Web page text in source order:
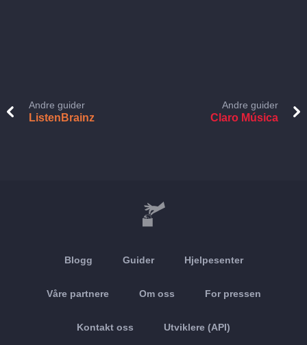
Andre guider
ListenBrainz
Andre guider
Claro Música
Blogg Guider Hjelpesenter
Våre partnere Om oss For pressen
Kontakt oss Utviklere (API)